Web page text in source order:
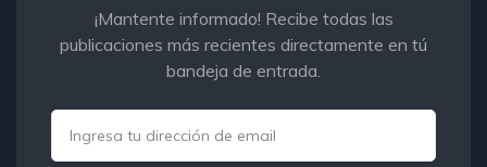
¡Mantente informado! Recibe todas las
publicaciones más recientes directamente en tú
bandeja de entrada.